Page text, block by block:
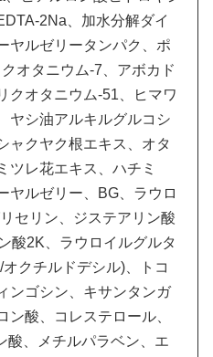
2Na、加水分解ダイ
ヤルゼリータンパク、ポ
オタニウム-7、アボカド
クオタニウム-51、ヒマワ
ヤシ油アルキルグルコシ
ャクヤク根エキス、オタ
ツレ花エキス、ハチミ
ヤルゼリー、BG、ラウロ
セリン、ジステアリン酸
酸2K、ラウロイルグルタ
クチルドデシル)、トコ
ンゴシン、キサンタンガ
ン酸、コレステロール、
酸、メチルパラベン、エ